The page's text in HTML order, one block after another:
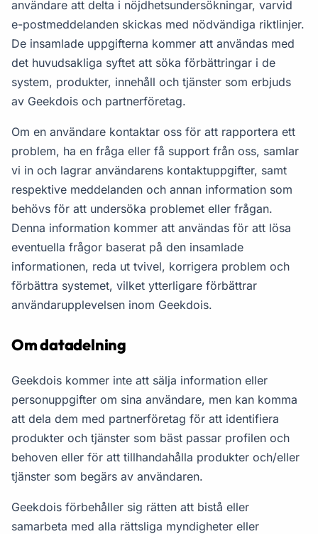
användare att delta i nöjdhetsundersökningar, varvid
e-postmeddelanden skickas med nödvändiga riktlinjer.
De insamlade uppgifterna kommer att användas med
det huvudsakliga syftet att söka förbättringar i de
system, produkter, innehåll och tjänster som erbjuds
av Geekdois och partnerföretag.
Om en användare kontaktar oss för att rapportera ett
problem, ha en fråga eller få support från oss, samlar
vi in och lagrar användarens kontaktuppgifter, samt
respektive meddelanden och annan information som
behövs för att undersöka problemet eller frågan.
Denna information kommer att användas för att lösa
eventuella frågor baserat på den insamlade
informationen, reda ut tvivel, korrigera problem och
förbättra systemet, vilket ytterligare förbättrar
användarupplevelsen inom Geekdois.
Om datadelning
Geekdois kommer inte att sälja information eller
personuppgifter om sina användare, men kan komma
att dela dem med partnerföretag för att identifiera
produkter och tjänster som bäst passar profilen och
behoven eller för att tillhandahålla produkter och/eller
tjänster som begärs av användaren.
Geekdois förbehåller sig rätten att bistå eller
samarbeta med alla rättsliga myndigheter eller